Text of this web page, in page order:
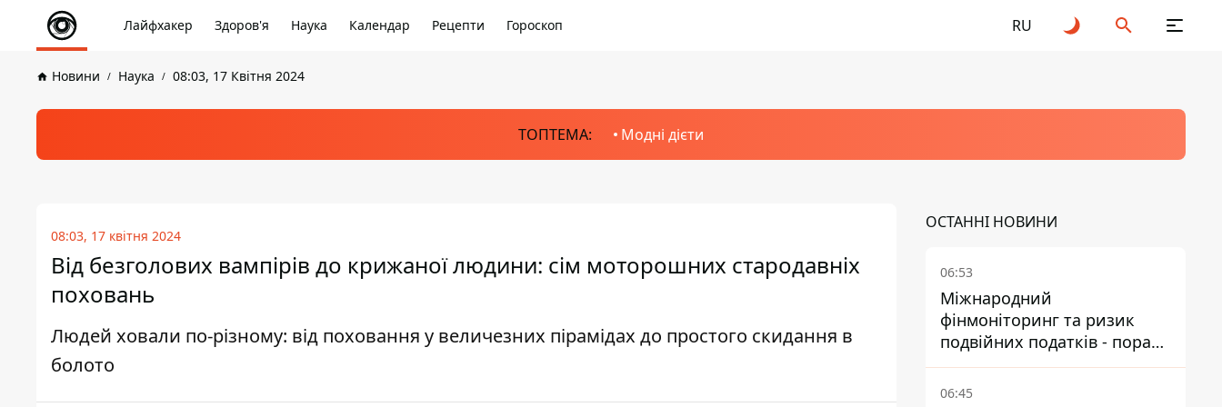
Лайфхакер Здоров'я Наука Календар Рецепти Гороскоп RU
Новини Наука 08:03, 17 Квітня 2024
ТОПТЕМА: Модні дієти
08:03, 17 квітня 2024
Від безголових вампірів до крижаної людини: сім моторошних стародавніх
поховань
Людей ховали по-різному: від поховання у величезних пірамідах до простого скидання в
болото
ОСТАННІ НОВИНИ
06:53
Міжнародний
фінмоніторинг та ризик
подвійних податків - поради
українцям в Польщі
06:45